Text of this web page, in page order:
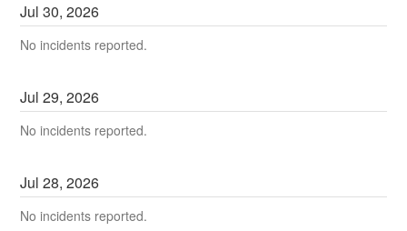
Jul30,2026
No incidents reported.
Jul29,2026
No incidents reported.
Jul28,2026
No incidents reported.